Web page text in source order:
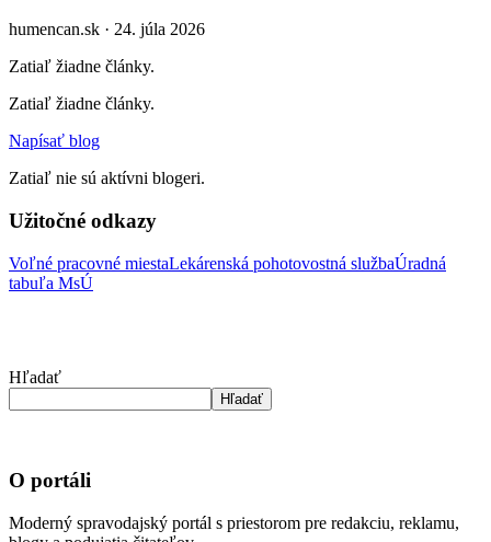
humencan.sk · 24. júla 2026
Zatiaľ žiadne články.
Zatiaľ žiadne články.
Napísať blog
Zatiaľ nie sú aktívni blogeri.
Užitočné odkazy
Voľné pracovné miestaLekárenská pohotovostná službaÚradná
tabuľa MsÚ
Hľadať
Hľadať
O portáli
Moderný spravodajský portál s priestorom pre redakciu, reklamu,